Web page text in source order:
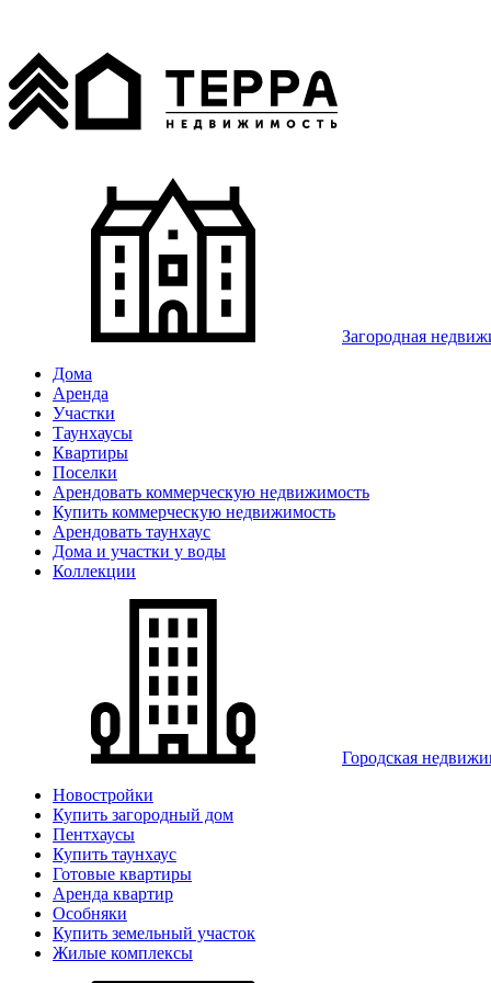
Загородная
Дома
Аренда
Участки
Таунхаусы
Квартиры
Поселки
Арендовать коммерческую недвижимость
Купить коммерческую недвижимость
Арендовать таунхаус
Дома и участки у воды
Коллекции
Городская
Новостройки
Купить загородный дом
Пентхаусы
Купить таунхаус
Готовые квартиры
Аренда квартир
Особняки
Купить земельный участок
Жилые комплексы